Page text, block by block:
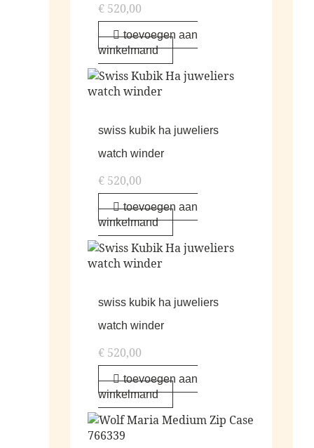
€ 520,00
toevoegen aan
winkelmand
swiss kubik ha juweliers
watch winder
€ 520,00
toevoegen aan
winkelmand
swiss kubik ha juweliers
watch winder
€ 520,00
toevoegen aan
winkelmand